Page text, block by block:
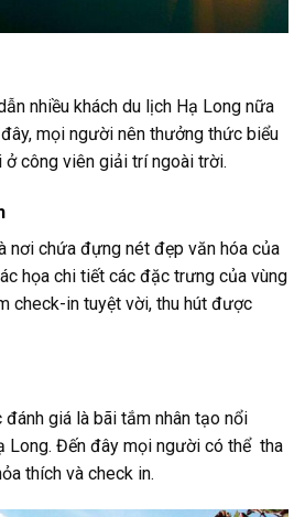
nhiều khách du lịch Hạ Long nữa
mọi người nên thưởng thức biểu
ở công viên giải trí ngoài trời.
nơi chứa đựng nét đẹp văn hóa của
họa chi tiết các đặc trưng của vùng
check-in tuyệt vời, thu hút được
giá là bãi tắm nhân tạo nổi
Long. Đến đây mọi người có thể tha
thích và check in.